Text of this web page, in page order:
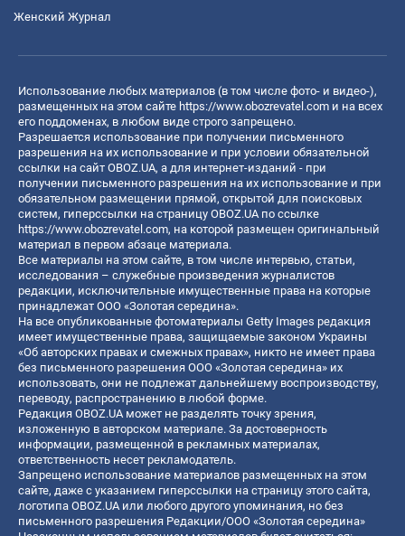
Женский Журнал
Использование любых материалов (в том числе фото- и видео-),
размещенных на этом сайте https://www.obozrevatel.com и на всех
его поддоменах, в любом виде строго запрещено.
Разрешается использование при получении письменного
разрешения на их использование и при условии обязательной
ссылки на сайт OBOZ.UA, а для интернет-изданий - при
получении письменного разрешения на их использование и при
обязательном размещении прямой, открытой для поисковых
систем, гиперссылки на страницу OBOZ.UA по ссылке
https://www.obozrevatel.com, на которой размещен оригинальный
материал в первом абзаце материала.
Все материалы на этом сайте, в том числе интервью, статьи,
исследования – служебные произведения журналистов
редакции, исключительные имущественные права на которые
принадлежат ООО «Золотая середина».
На все опубликованные фотоматериалы Getty Images редакция
имеет имущественные права, защищаемые законом Украины
«Об авторских правах и смежных правах», никто не имеет права
без письменного разрешения ООО «Золотая середина» их
использовать, они не подлежат дальнейшему воспроизводству,
переводу, распространению в любой форме.
Редакция OBOZ.UA может не разделять точку зрения,
изложенную в авторском материале. За достоверность
информации, размещенной в рекламных материалах,
ответственность несет рекламодатель.
Запрещено использование материалов размещенных на этом
сайте, даже с указанием гиперссылки на страницу этого сайта,
логотипа OBOZ.UA или любого другого упоминания, но без
письменного разрешения Редакции/ООО «Золотая середина»